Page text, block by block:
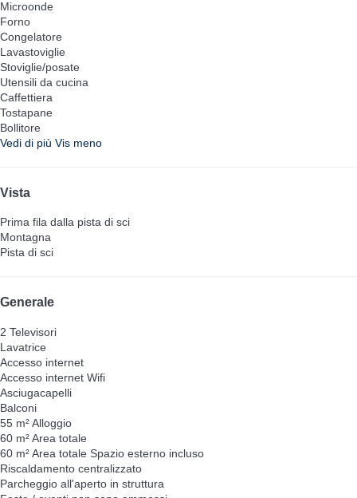
Microonde
Forno
Congelatore
Lavastoviglie
Stoviglie/posate
Utensili da cucina
Caffettiera
Tostapane
Bollitore
Vedi di più Vis meno
Vista
Prima fila dalla pista di sci
Montagna
Pista di sci
Generale
2 Televisori
Lavatrice
Accesso internet
Accesso internet Wifi
Asciugacapelli
Balconi
55 m² Alloggio
60 m² Area totale
60 m² Area totale Spazio esterno incluso
Riscaldamento centralizzato
Parcheggio all'aperto in struttura